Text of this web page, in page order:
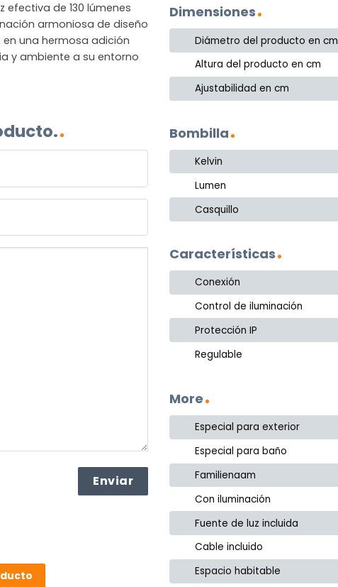
de 130 lúmenes
armoniosa de diseño
en una hermosa adición
y ambiente a su entorno
Dimensiones
Diámetro del producto en cm
Altura del producto en cm
Ajustabilidad en cm
Bombilla
Kelvin
Lumen
Casquillo
Características
Conexión
Control de iluminación
Protección IP
Regulable
More
Especial para exterior
Especial para baño
Familienaam
Con iluminación
Fuente de luz incluida
Cable incluido
Espacio habitable